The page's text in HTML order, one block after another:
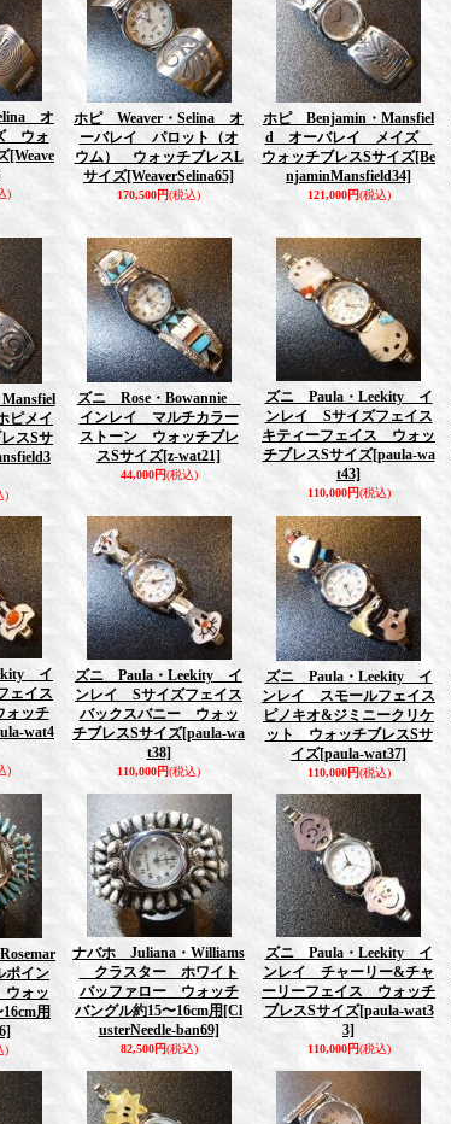
オ
ウォ
[Weave
)
ホピ Weaver・Selina オ
ーバレイ パロット（オ
ウム） ウォッチブレスL
サイズ[WeaverSelina65]
170,500円(税込)
ホピ Benjamin・Mansfiel
d オーバレイ メイズ
ウォッチブレスSサイズ[Be
njaminMansfield34]
121,000円(税込)
メイ
スSサ
)
ズニ Rose・Bowannie
インレイ マルチカラー
ストーン ウォッチブレ
スSサイズ[z-wat21]
44,000円(税込)
ズニ Paula・Leekity イ
ンレイ Sサイズフェイス
キティーフェイス ウォッ
チブレスSサイズ[paula-wa
t43]
110,000円(税込)
イ
ェイス
ッチ
wat4
)
ズニ Paula・Leekity イ
ンレイ Sサイズフェイス
バックスバニー ウォッ
チブレスSサイズ[paula-wa
t38]
110,000円(税込)
ズニ Paula・Leekity イ
ンレイ スモールフェイス
ピノキオ&ジミニークリケ
ット ウォッチブレスSサ
イズ[paula-wat37]
110,000円(税込)
ポイン
ォッ
用
)
ナバホ Juliana・Williams
クラスター ホワイト
バッファロー ウォッチ
バングル約15〜16cm用 [Cl
usterNeedle-ban69]
82,500円(税込)
ズニ Paula・Leekity イ
ンレイ チャーリー&チャ
ーリーフェイス ウォッチ
ブレスSサイズ[paula-wat3
3]
110,000円(税込)